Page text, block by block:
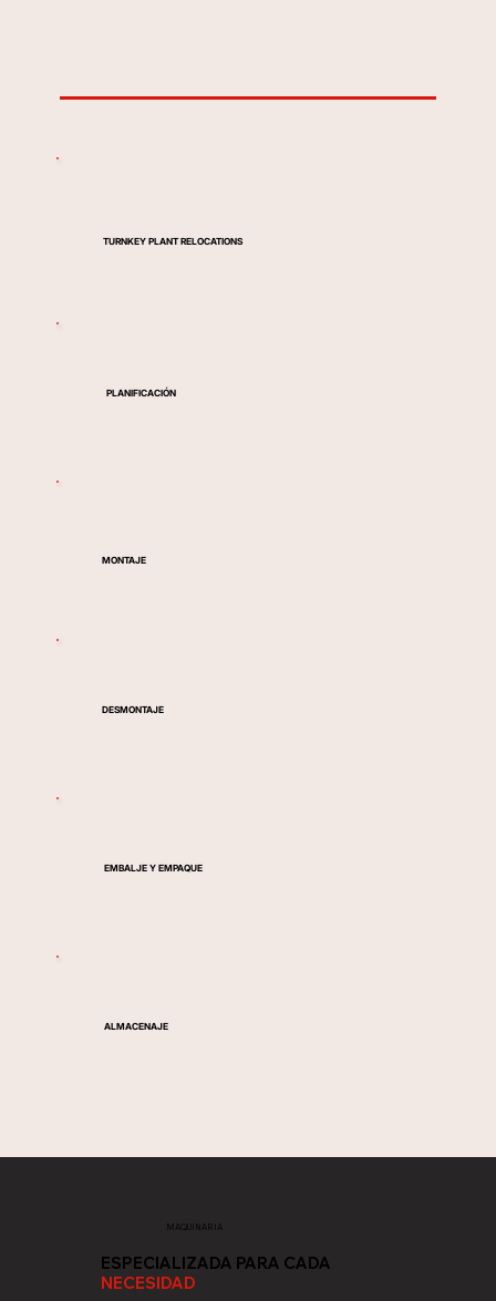
PLANIFICACIÓN
TURNKEY PLANT RELOCATIONS
ALMACENAJE
EMBALJE Y EMPAQUE
DESMONTAJE
MONTAJE
MAQUINARIA
ESPECIALIZADA PARA CADA
NECESIDAD